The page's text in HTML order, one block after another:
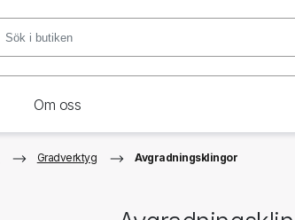
Om oss
Gradverktyg Avgradningsklingor